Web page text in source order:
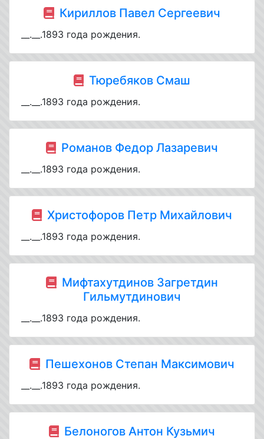
Кириллов Павел Сергеевич
__.__.1893 года рождения.
Тюребяков Смаш
__.__.1893 года рождения.
Романов Федор Лазаревич
__.__.1893 года рождения.
Христофоров Петр Михайлович
__.__.1893 года рождения.
Мифтахутдинов Загретдин
Гильмутдинович
__.__.1893 года рождения.
Пешехонов Степан Максимович
__.__.1893 года рождения.
Белоногов Антон Кузьмич